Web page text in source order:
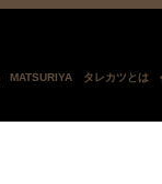
MATSURIYA タレカツとは